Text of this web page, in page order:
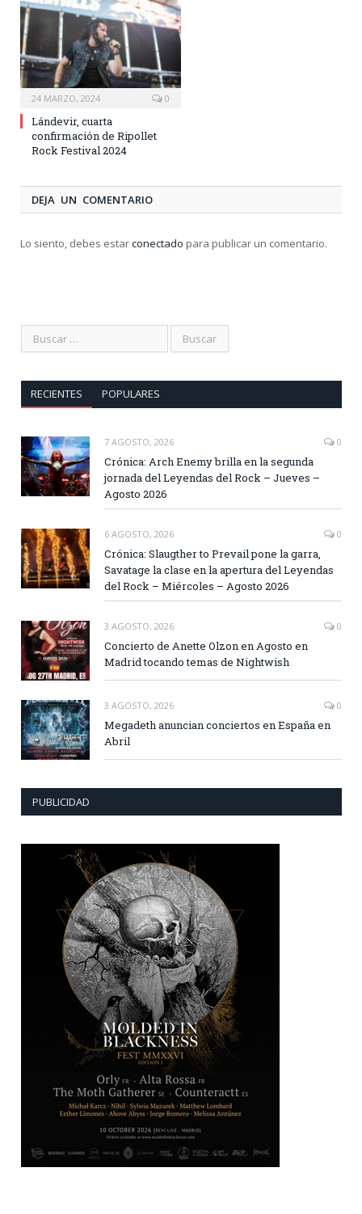
24 MARZO, 2024 0
Lándevir, cuarta
confirmación de Ripollet
Rock Festival 2024
DEJA UN COMENTARIO
Lo siento, debes estarconectado para publicar un comentario.
RECIENTES POPULARES
7 AGOSTO, 2026 0
Crónica: Arch Enemy brilla en la segunda
jornada del Leyendas del Rock – Jueves –
Agosto 2026
6 AGOSTO, 2026 0
Crónica: Slaugther to Prevail pone la garra,
Savatage la clase en la apertura del Leyendas
del Rock – Miércoles – Agosto 2026
3 AGOSTO, 2026 0
Concierto de Anette Olzon en Agosto en
Madrid tocando temas de Nightwish
3 AGOSTO, 2026 0
Megadeth anuncian conciertos en España en
Abril
PUBLICIDAD